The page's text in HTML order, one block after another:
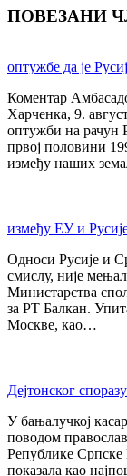
ПОВЕЗАНИ
оптужбе да је
Коментар
Харченка, 9.
оптужби на рачун
првој половини
између наших
између ЕУ и
Односи Русије и
смислу, није
Министарства
за РТ Балкан.
Москве, као…
Дејтонског
У бањалучкој
поводом
Републике Српске
показала као
navigation